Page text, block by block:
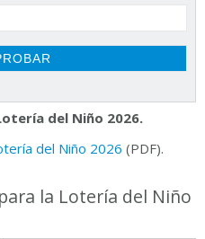
del Niño 2026.
del Niño 2026 (PDF).
la Lotería del Niño